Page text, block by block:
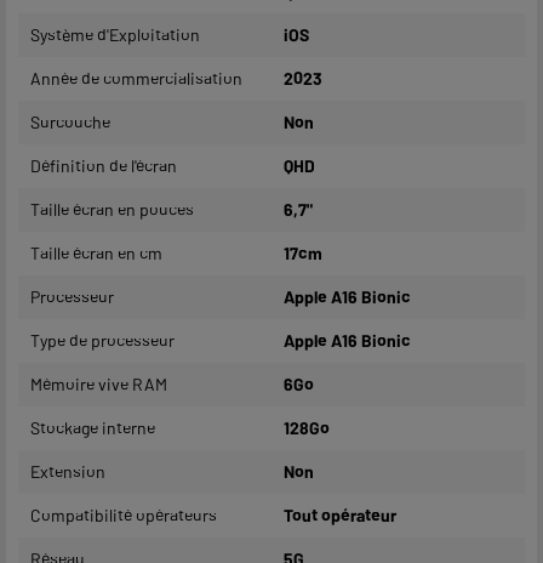
Système d'Exploitation iOS
Année de commercialisation 2023
Surcouche Non
Définition de l'écran QHD
Taille écran en pouces 6,7"
Taille écran en cm 17cm
Processeur Apple A16 Bionic
Type de processeur Apple A16 Bionic
Mémoire vive RAM 6Go
Stockage interne 128Go
Extension Non
Compatibilité opérateurs Tout opérateur